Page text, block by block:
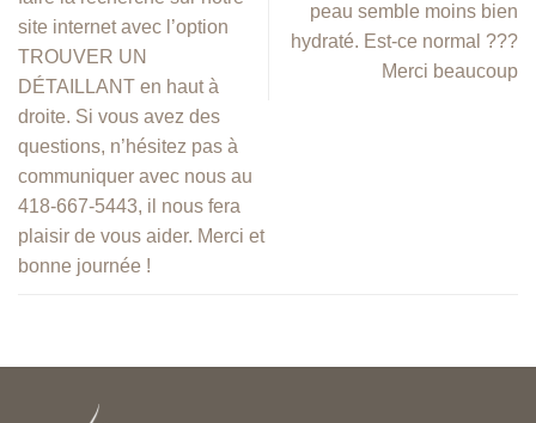
site internet avec l’option
TROUVER UN
DÉTAILLANT en haut à
droite. Si vous avez des
questions, n’hésitez pas à
communiquer avec nous au
418-667-5443, il nous fera
plaisir de vous aider. Merci et
bonne journée !
peau semble moins bien
hydraté. Est-ce normal ???
Merci beaucoup